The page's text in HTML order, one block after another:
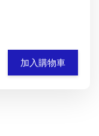
加入購物車